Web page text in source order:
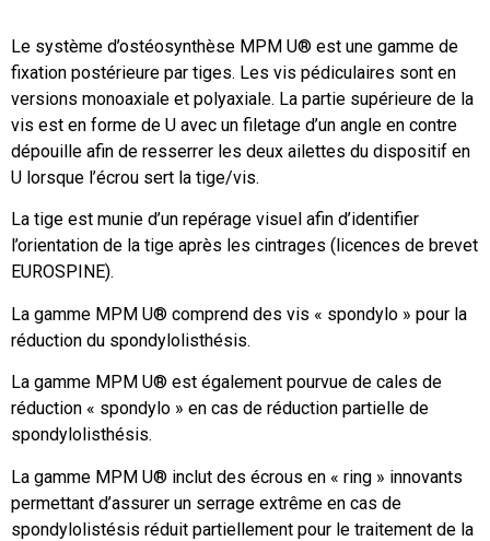
Le système d’ostéosynthèse MPM U® est une gamme de
fixation postérieure par tiges. Les vis pédiculaires sont en
versions monoaxiale et polyaxiale. La partie supérieure de la
vis est en forme de U avec un filetage d’un angle en contre
dépouille afin de resserrer les deux ailettes du dispositif en
U lorsque l’écrou sert la tige/vis.
La tige est munie d’un repérage visuel afin d’identifier
l’orientation de la tige après les cintrages (licences de brevet
EUROSPINE).
La gamme MPM U® comprend des vis « spondylo » pour la
réduction du spondylolisthésis.
La gamme MPM U® est également pourvue de cales de
réduction « spondylo » en cas de réduction partielle de
spondylolisthésis.
La gamme MPM U® inclut des écrous en « ring » innovants
permettant d’assurer un serrage extrême en cas de
spondylolistésis réduit partiellement pour le traitement de la